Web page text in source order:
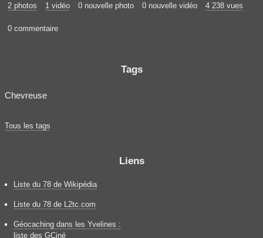
2 photos 1 vidéo 0 nouvelle photo 0 nouvelle vidéo 4 238 vues
0 commentaire
Tags
Chevreuse
Tous les tags
Liens
Liste du 78 de Wikipédia
Liste du 78 de L2tc.com
Géocaching dans les Yvelines :
liste des GCiné